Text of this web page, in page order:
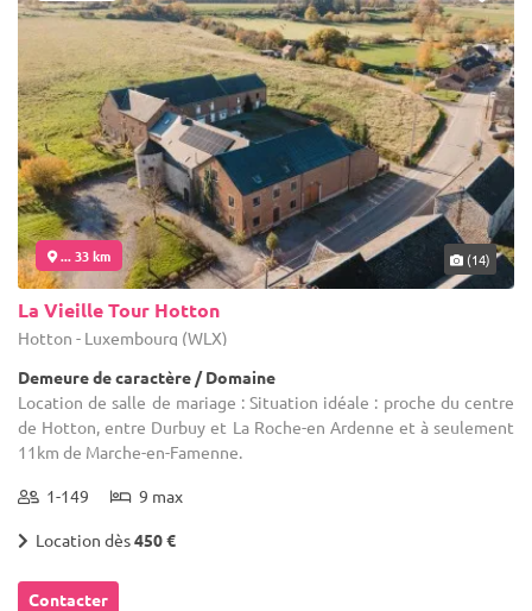
... 33 km (14)
La Vieille Tour Hotton
Hotton - Luxembourg (WLX)
Demeure de caractère / Domaine
Location de salle de mariage : Situation idéale : proche du centre
de Hotton, entre Durbuy et La Roche-en Ardenne et à seulement
11km de Marche-en-Famenne.
1-149 9 max
Location dès450 €
Contacter